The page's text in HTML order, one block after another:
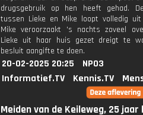
drugsgebruik op hen heeft gehad.
tussen Lieke en Mike loopt volledig
Mike veroorzaakt 's nachts zoveel
Lieke uit haar huis gezet dreigt te
besluit aangifte te doen.
20-02-2025 20:25
NPO3
Informatief.TV
Kennis.TV
Meiden van de Keileweg, 25